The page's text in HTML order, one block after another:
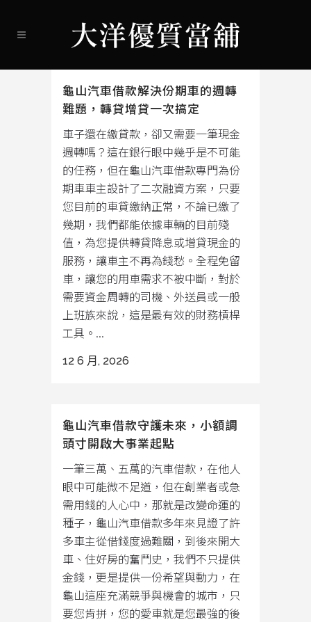
龜山汽車借款解決份期車的週轉
難題，轉貸增貸一次搞定
車子還在繳貸款，卻又需要一筆現金
週轉嗎？這在銀行眼中幾乎是不可能
的任務，但在龜山汽車借款專門為份
期車車主設計了二次融資方案，只要
您目前的車貸繳納正常，不論已繳了
幾期，我們都能依據車輛的目前殘
值，為您提供轉貸降息或增貸現金的
服務，讓車主不再為錢愁。全程免留
車，讓您的用車需求不被中斷，對於
需要資金周轉的司機、外送員或一般
上班族來說，這是最有效的財務槓桿
工具。...
12 6 月, 2026
龜山汽車借款守護未來，小額調
頭寸開啟大事業起點
一筆三萬、五萬的汽車借款，在他人
眼中可能微不足道，但在創業者或急
需用錢的人心中，那就是改變命運的
種子，龜山汽車借款多年來見證了許
多車主從借錢度過難關，到後來開大
車、住好房的奮鬥史，我們不只提供
金錢，更是提供一份希望與動力，在
龜山這座充滿競爭與機會的城市，只
要您肯拼，您的愛車就是您最強的後